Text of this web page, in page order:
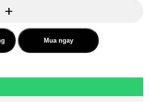
+
Mua ngay